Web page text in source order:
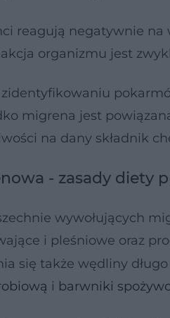
reagują negatywnie
organizmu jest
migrena jest
na dany składnik
- zasady diety
wywołujących
i pleśniowe oraz
się także wędliny
i barwniki